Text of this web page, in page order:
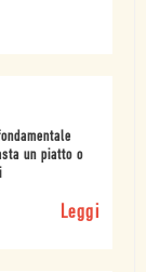
un piatto o
Leggi